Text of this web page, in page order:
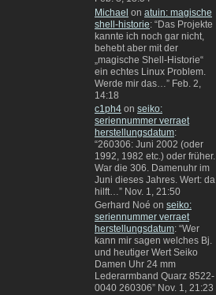
Michael on atuin: magische
shell-historie: “Das Projekte
kannte ich noch gar nicht,
behebt aber mit der
„magische Shell-Historie“
ein echtes Linux Problem.
Werde mir das… ” Feb. 2,
14:18
c1ph4 on seiko:
seriennummer verraet
herstellungsdatum:
“260306: Juni 2002 (oder
1992, 1982 etc.) oder früher.
War die 306. Damenuhr im
Juni dieses Jahres. Wert: da
hilft…” Nov. 1, 21:50
Gerhard Noé on seiko:
seriennummer verraet
herstellungsdatum: “Wer
kann mir sagen welches Bj.
und heutiger Wert Seiko
Damen Uhr 24 mm
Lederarmband Quarz 8522-
0040 260306” Nov. 1, 21:23